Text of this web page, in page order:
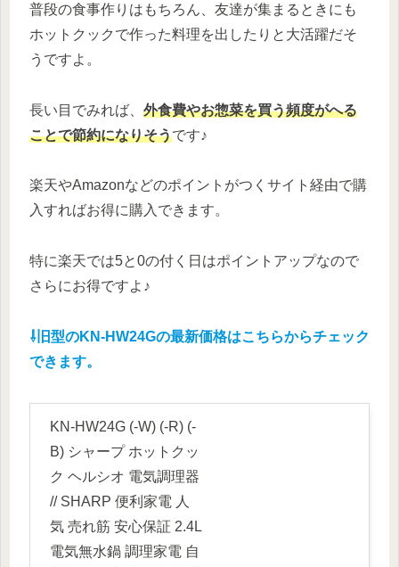
普段の食事作りはもちろん、友達が集まるときにも
ホットクックで作った料理を出したりと大活躍だそ
うですよ。
長い目でみれば、 外食費やお惣菜を買う頻度がへる
ことで節約になりそうです♪
楽天やAmazonなどのポイントがつくサイト経由で購
入すればお得に購入できます。
特に楽天では5と0の付く日はポイントアップなので
さらにお得ですよ♪
⇩旧型のKN-HW24Gの最新価格はこちらからチェック
できます。
KN-HW24G (-W) (-R) (-
B) シャープ ホットクッ
ク ヘルシオ 電気調理器
// SHARP 便利家電 人
気 売れ筋 安心保証 2.4L
電気無水鍋 調理家電 自